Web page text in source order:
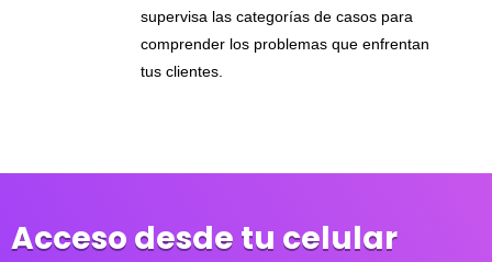
supervisa las categorías de casos para
comprender los problemas que enfrentan
tus clientes.
Acceso desde tu celular